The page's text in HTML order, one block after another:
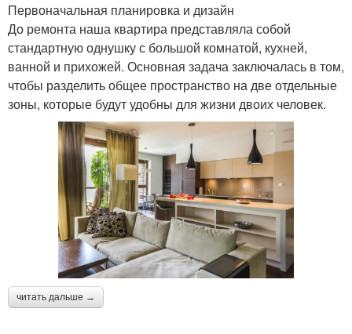
Первоначальная планировка и дизайн
До ремонта наша квартира представляла собой
стандартную однушку с большой комнатой, кухней,
ванной и прихожей. Основная задача заключалась в том,
чтобы разделить общее пространство на две отдельные
зоны, которые будут удобны для жизни двоих человек.
читать дальше →